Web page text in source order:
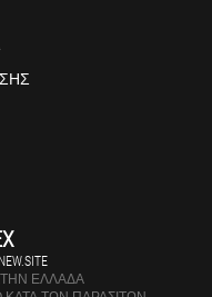
ΕΛΛΆΔΑ